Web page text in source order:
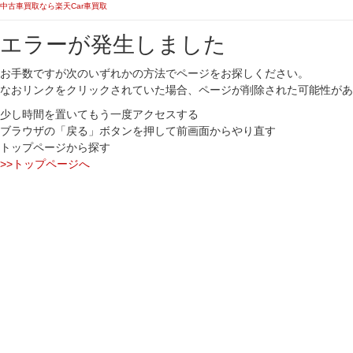
中古車買取なら楽天Car車買取
エラーが発生しました
お手数ですが次のいずれかの方法でページをお探しください。
なおリンクをクリックされていた場合、ページが削除された可能性が
少し時間を置いてもう一度アクセスする
ブラウザの「戻る」ボタンを押して前画面からやり直す
トップページから探す
>>トップページへ